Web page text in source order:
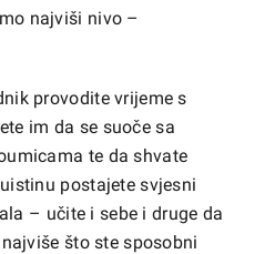
najviši nivo –
provodite vrijeme s
im da se suoče sa
te da shvate
postajete svjesni
– učite i sebe i druge da
što ste sposobni